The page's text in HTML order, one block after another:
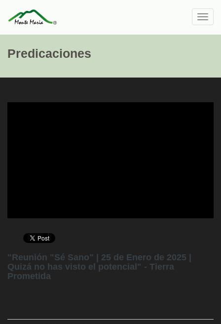
Predicaciones
"Reunión "Sé Sano" | 25 de Enero de 2025 |
Quizá no has visto el potencial" - Tierra
Prometida